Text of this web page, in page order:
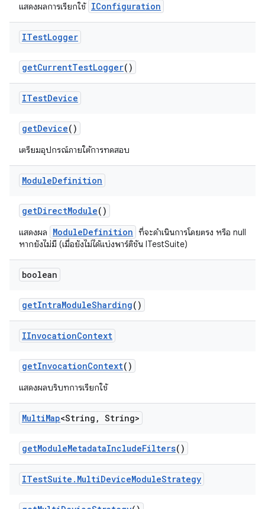
แสดงผลการเรียกใช้ IConfiguration
ITestLogger
getCurrentTestLogger()
ITestDevice
getDevice()
เตรียมอุปกรณ์ภายใต้การทดสอบ
ModuleDefinition
getDirectModule()
แสดงผล ModuleDefinition ที่จะดำเนินการโดยตรง หรือ null
หากยังไม่มี (เมื่อยังไม่ได้แบ่งพาร์ติชัน ITestSuite)
boolean
getIntraModuleSharding()
IInvocationContext
getInvocationContext()
แสดงผลบริบทการเรียกใช้
MultiMap<String , String>
getModuleMetadataIncludeFilters()
ITestSuite . MultiDeviceModuleStrategy